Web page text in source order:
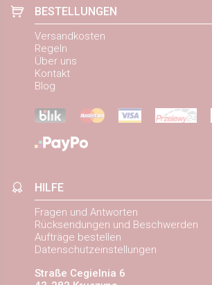
BESTELLUNGEN
Versandkosten
Regeln
Über uns
Kontakt
Blog
HILFE
Fragen und Antworten
Rücksendungen und Beschwerden
Aufträge bestellen
Datenschutzeinstellungen
Straße Cegielnia 6